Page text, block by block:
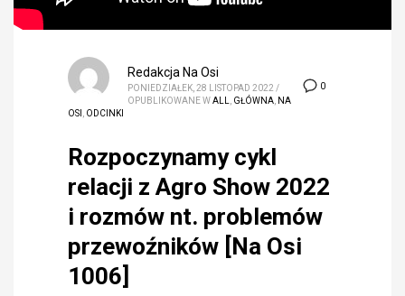
0
Redakcja Na Osi
PONIEDZIAŁEK, 28 LISTOPAD 2022 /
OPUBLIKOWANE WALL GŁÓWNA NA
OSI
ODCINKI
Rozpoczynamy cykl
relacji z Agro Show 2022
i rozmów nt. problemów
przewoźników [Na Osi
1006]